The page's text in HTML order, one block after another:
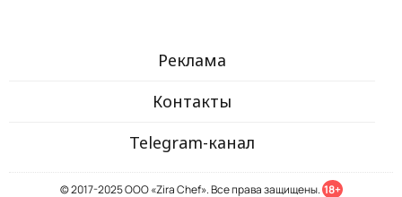
Реклама
Контакты
Telegram-канал
© 2017-2025 ООО «Zira Chef». Все права защищены. 18+